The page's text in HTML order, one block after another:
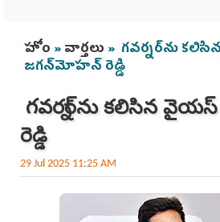
You are here
హోం »వార్తలు » గవర్నర్‌ను
జగన్‌మోహన్‌ రెడ్డి
గవర్నర్‌ను కలిసిన
రెడ్డి
29 Jul 2025 11:25 AM